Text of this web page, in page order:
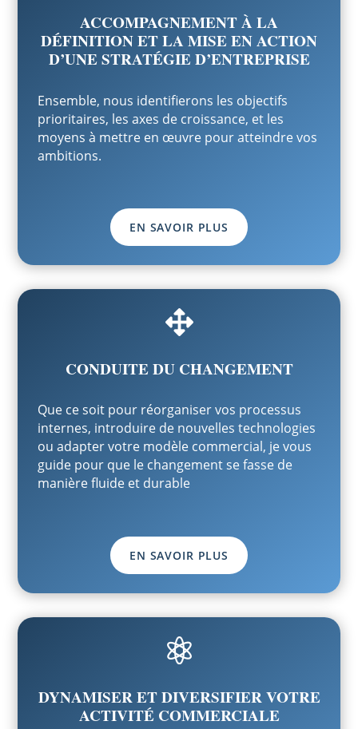
ACCOMPAGNEMENT À LA
DÉFINITION ET LA MISE EN ACTION
D’UNE STRATÉGIE D’ENTREPRISE
Ensemble, nous identifierons les objectifs
prioritaires, les axes de croissance, et les
moyens à mettre en œuvre pour atteindre vos
ambitions.
EN SAVOIR PLUS

CONDUITE DU CHANGEMENT
Que ce soit pour réorganiser vos processus
internes, introduire de nouvelles technologies
ou adapter votre modèle commercial, je vous
guide pour que le changement se fasse de
manière fluide et durable
EN SAVOIR PLUS

DYNAMISER ET DIVERSIFIER VOTRE
ACTIVITÉ COMMERCIALE